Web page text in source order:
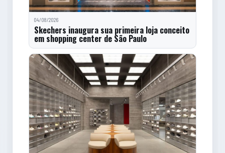
04/08/2026
Skechers inaugura sua primeira loja conceito
em shopping center de São Paulo